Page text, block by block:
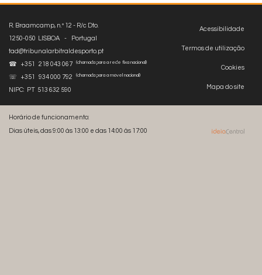
Acessibilidade
Termos de utilização
Cookies
Mapa do site
R. Braamcamp, n.º 12 - R/c Dto.
1250-050 LISBOA - Portugal
tad@tribunalarbitraldesporto.pt
☎ +351 218 043 067
(chamada para a rede fixa nacional)
☏ +351 934 000 792 (chamada para a móvel nacional)
NIPC: PT 513 632 590
Horário de funcionamento:
Dias úteis, das 9:00 às 13:00 e das 14:00 às 17:00